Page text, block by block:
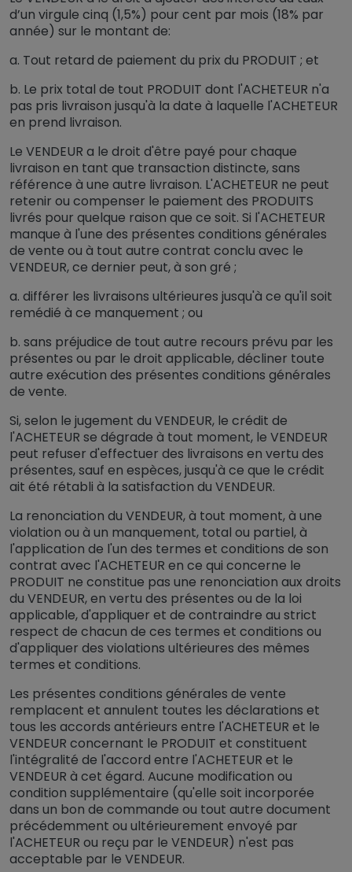
d’un virgule cinq (1,5%) pour cent par mois (18% par
année) sur le montant de:
a. Tout retard de paiement du prix du PRODUIT ; et
b. Le prix total de tout PRODUIT dont l'ACHETEUR n'a
pas pris livraison jusqu'à la date à laquelle l'ACHETEUR
en prend livraison.
Le VENDEUR a le droit d'être payé pour chaque
livraison en tant que transaction distincte, sans
référence à une autre livraison. L'ACHETEUR ne peut
retenir ou compenser le paiement des PRODUITS
livrés pour quelque raison que ce soit. Si l'ACHETEUR
manque à l'une des présentes conditions générales
de vente ou à tout autre contrat conclu avec le
VENDEUR, ce dernier peut, à son gré ;
a. différer les livraisons ultérieures jusqu'à ce qu'il soit
remédié à ce manquement ; ou
b. sans préjudice de tout autre recours prévu par les
présentes ou par le droit applicable, décliner toute
autre exécution des présentes conditions générales
de vente.
Si, selon le jugement du VENDEUR, le crédit de
l'ACHETEUR se dégrade à tout moment, le VENDEUR
peut refuser d'effectuer des livraisons en vertu des
présentes, sauf en espèces, jusqu'à ce que le crédit
ait été rétabli à la satisfaction du VENDEUR.
La renonciation du VENDEUR, à tout moment, à une
violation ou à un manquement, total ou partiel, à
l'application de l'un des termes et conditions de son
contrat avec l'ACHETEUR en ce qui concerne le
PRODUIT ne constitue pas une renonciation aux droits
du VENDEUR, en vertu des présentes ou de la loi
applicable, d'appliquer et de contraindre au strict
respect de chacun de ces termes et conditions ou
d'appliquer des violations ultérieures des mêmes
termes et conditions.
Les présentes conditions générales de vente
remplacent et annulent toutes les déclarations et
tous les accords antérieurs entre l'ACHETEUR et le
VENDEUR concernant le PRODUIT et constituent
l'intégralité de l'accord entre l'ACHETEUR et le
VENDEUR à cet égard. Aucune modification ou
condition supplémentaire (qu'elle soit incorporée
dans un bon de commande ou tout autre document
précédemment ou ultérieurement envoyé par
l'ACHETEUR ou reçu par le VENDEUR) n'est pas
acceptable par le VENDEUR.